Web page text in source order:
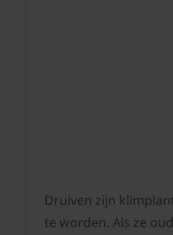
Druiven zijn
te worden. Als ze